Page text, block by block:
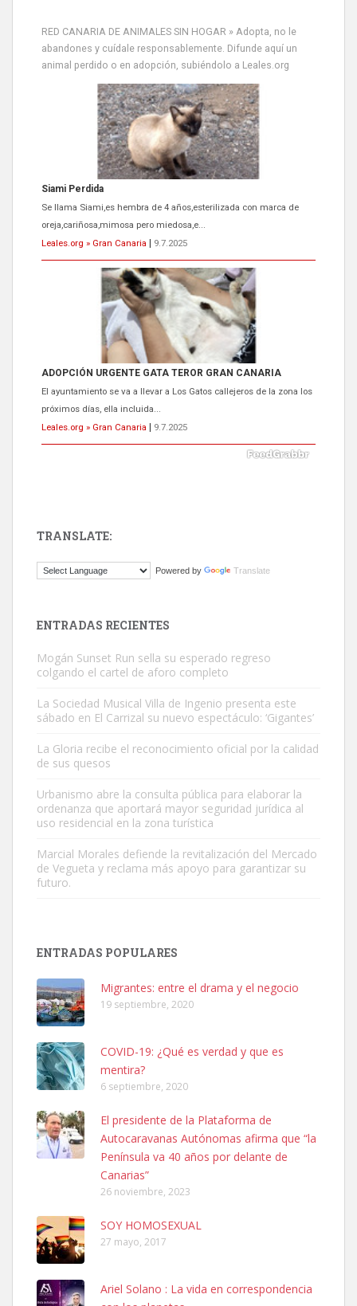
RED CANARIA DE ANIMALES SIN HOGAR » Adopta, no le
abandones y cuídale responsablemente. Difunde aquí un
animal perdido o en adopción, subiéndolo a Leales.org
Siami Perdida
Se llama Siami,es hembra de 4 años,esterilizada con marca de
oreja,cariñosa,mimosa pero miedosa,e...
Leales.org » Gran Canaria
9.7.2025
ADOPCIÓN URGENTE GATA TEROR GRAN CANARIA
El ayuntamiento se va a llevar a Los Gatos callejeros de la zona los
próximos días, ella incluida...
Leales.org » Gran Canaria
9.7.2025
Este gato macho ha aparecido en la calle hace menos de un mes,
Busco adopción responsable para mi perra. Pastor alemán,
Leales.org » Gran Canaria | 6.7.2025
Leales.org » Gran Canaria
Ninfa perdida
El día 5 se los perdió una ninfa papillera, asustada tiene miedo a la
calle, se perdió por la zon...
Leales.org » Gran Canaria
6.7.2025
Adopcion
TRANSLATE:
Powered by Translate
ENTRADAS RECIENTES
Mogán Sunset Run sella su esperado regreso
colgando el cartel de aforo completo
La Sociedad Musical Villa de Ingenio presenta este
sábado en El Carrizal su nuevo espectáculo: ‘Gigantes’
La Gloria recibe el reconocimiento oficial por la calidad
de sus quesos
Urbanismo abre la consulta pública para elaborar la
ordenanza que aportará mayor seguridad jurídica al
uso residencial en la zona turística
Marcial Morales defiende la revitalización del Mercado
de Vegueta y reclama más apoyo para garantizar su
futuro.
ENTRADAS POPULARES
Migrantes: entre el drama y el negocio
19 septiembre, 2020
COVID-19: ¿Qué es verdad y que es
mentira?
6 septiembre, 2020
El presidente de la Plataforma de
Autocaravanas Autónomas afirma que “la
Península va 40 años por delante de
Canarias”
26 noviembre, 2023
SOY HOMOSEXUAL
27 mayo, 2017
Ariel Solano : La vida en correspondencia